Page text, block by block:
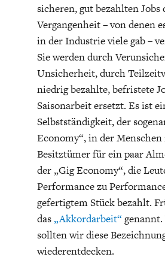
CIRCULAR
ENERGIE &
sicheren, gut bezahlten Jobs
Vergangenheit – von denen
in der Industrie viele gab –
Sie werden durch
Unsicherheit, durch
niedrig bezahlte, befristete
Saisonarbeit ersetzt. Es ist
Selbstständigkeit, der
Economy“, in der
Besitztümer für ein paar
der „Gig Economy“, die
Performance zu
gefertigtem Stück bezahlt.
das „Akkordarbeit“
sollten wir diese
wiederentdecken.
BGE-Köln @Hans-Jürgen
Deshalb ein BGE, damit die
Unternehmens sich nicht
existenzsichernden) Löhne
sondern über eine angemessene
mit den Unternehmenseignern
verhandeln können.
Mit dem BGE kann man mit
aushandeln, wann man
werden sowohl die Bedürfnisse
(Auftragsflaute/-Spitzen) und
(Arbeitszeiten, Felixbilität
berücksichtigt werden müssen.